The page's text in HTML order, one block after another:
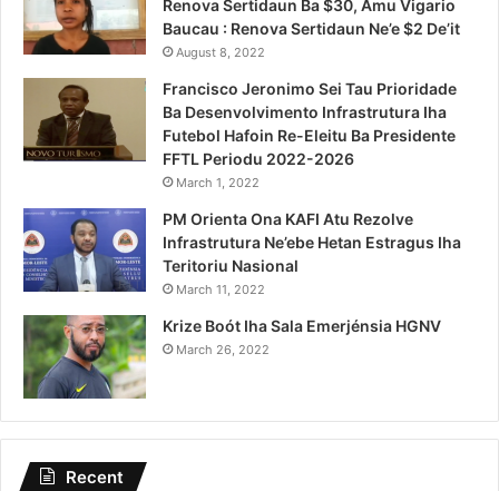
Renova Sertidaun Ba $30, Amu Vigario
Baucau : Renova Sertidaun Ne’e $2 De’it
August 8, 2022
Francisco Jeronimo Sei Tau Prioridade
Ba Desenvolvimento Infrastrutura Iha
Futebol Hafoin Re-Eleitu Ba Presidente
FFTL Periodu 2022-2026
March 1, 2022
PM Orienta Ona KAFI Atu Rezolve
Infrastrutura Ne’ebe Hetan Estragus Iha
Teritoriu Nasional
March 11, 2022
Krize Boót Iha Sala Emerjénsia HGNV
March 26, 2022
Recent